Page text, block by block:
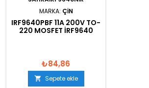
MARKA: ÇIN
IRF9640PBF 11A 200V TO-
220 MOSFET IRF9640
₺84,86
 Sepete ekle